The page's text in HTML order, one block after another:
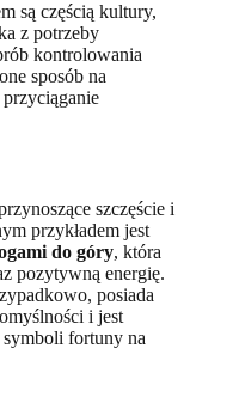
są częścią kultury,
z potrzeby
kontrolowania
sposób na
szczęście i
przykładem jest
do góry, która
pozytywną energię.
posiada
i jest
fortuny na